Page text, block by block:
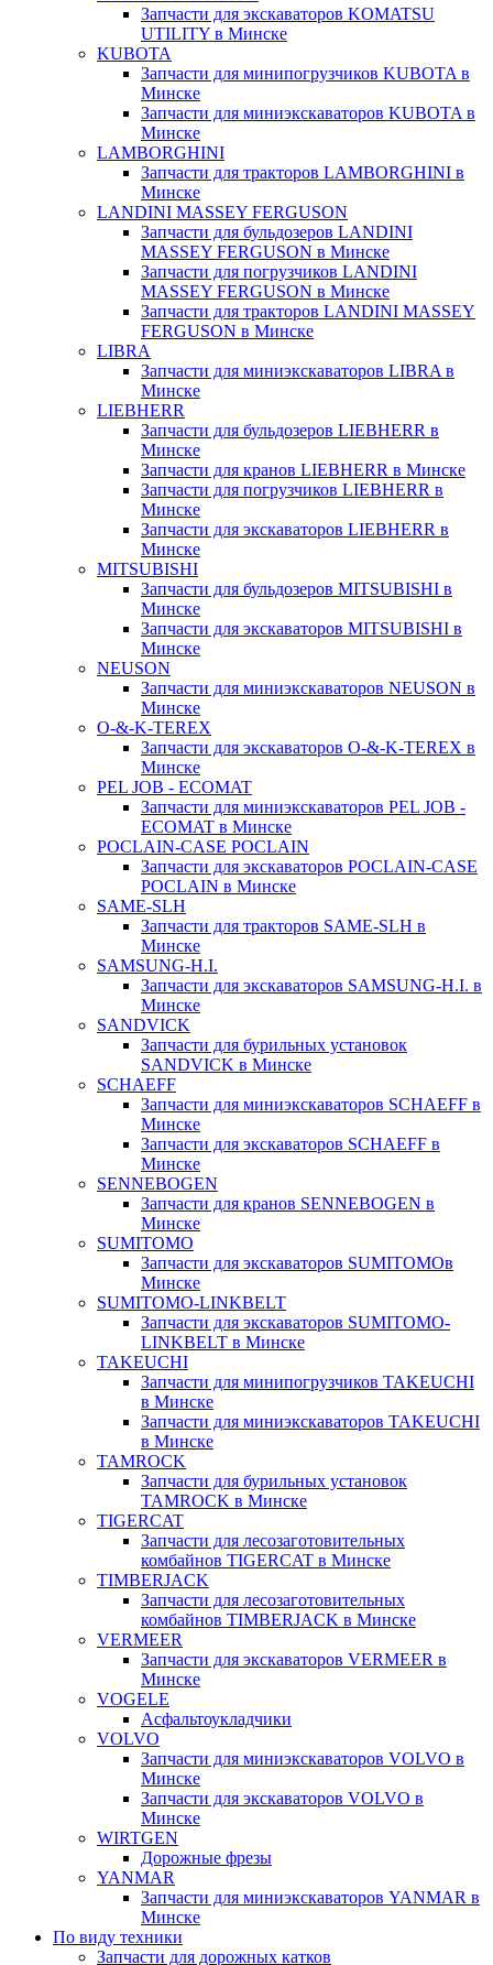
Запчасти для экскаваторов KOMATSU
UTILITY в Минске
KUBOTA
Запчасти для минипогрузчиков KUBOTA в
Минске
Запчасти для миниэкскаваторов KUBOTA в
Минске
LAMBORGHINI
Запчасти для тракторов LAMBORGHINI в
Минске
LANDINI MASSEY FERGUSON
Запчасти для бульдозеров LANDINI
MASSEY FERGUSON в Минске
Запчасти для погрузчиков LANDINI
MASSEY FERGUSON в Минске
Запчасти для тракторов LANDINI MASSEY
FERGUSON в Минске
LIBRA
Запчасти для миниэкскаваторов LIBRA в
Минске
LIEBHERR
Запчасти для бульдозеров LIEBHERR в
Минске
Запчасти для кранов LIEBHERR в Минске
Запчасти для погрузчиков LIEBHERR в
Минске
Запчасти для экскаваторов LIEBHERR в
Минске
MITSUBISHI
Запчасти для бульдозеров MITSUBISHI в
Минске
Запчасти для экскаваторов MITSUBISHI в
Минске
NEUSON
Запчасти для миниэкскаваторов NEUSON в
Минске
O-&-K-TEREX
Запчасти для экскаваторов O-&-K-TEREX в
Минске
PEL JOB - ECOMAT
Запчасти для миниэкскаваторов PEL JOB -
ECOMAT в Минске
POCLAIN-CASE POCLAIN
Запчасти для экскаваторов POCLAIN-CASE
POCLAIN в Минске
SAME-SLH
Запчасти для тракторов SAME-SLH в
Минске
SAMSUNG-H.I.
Запчасти для экскаваторов SAMSUNG-H.I. в
Минске
SANDVICK
Запчасти для бурильных установок
SANDVICK в Минске
SCHAEFF
Запчасти для миниэкскаваторов SCHAEFF в
Минске
Запчасти для экскаваторов SCHAEFF в
Минске
SENNEBOGEN
Запчасти для кранов SENNEBOGEN в
Минске
SUMITOMO
Запчасти для экскаваторов SUMITOMOв
Минске
SUMITOMO-LINKBELT
Запчасти для экскаваторов SUMITOMO-
LINKBELT в Минске
TAKEUCHI
Запчасти для минипогрузчиков TAKEUCHI
в Минске
Запчасти для миниэкскаваторов TAKEUCHI
в Минске
TAMROCK
Запчасти для бурильных установок
TAMROCK в Минске
TIGERCAT
Запчасти для лесозаготовительных
комбайнов TIGERCAT в Минске
TIMBERJACK
Запчасти для лесозаготовительных
комбайнов TIMBERJACK в Минске
VERMEER
Запчасти для экскаваторов VERMEER в
Минске
VOGELE
Асфальтоукладчики
VOLVO
Запчасти для миниэкскаваторов VOLVO в
Минске
Запчасти для экскаваторов VOLVO в
Минске
WIRTGEN
Дорожные фрезы
YANMAR
Запчасти для миниэкскаваторов YANMAR в
Минске
По виду техники
Запчасти для дорожных катков